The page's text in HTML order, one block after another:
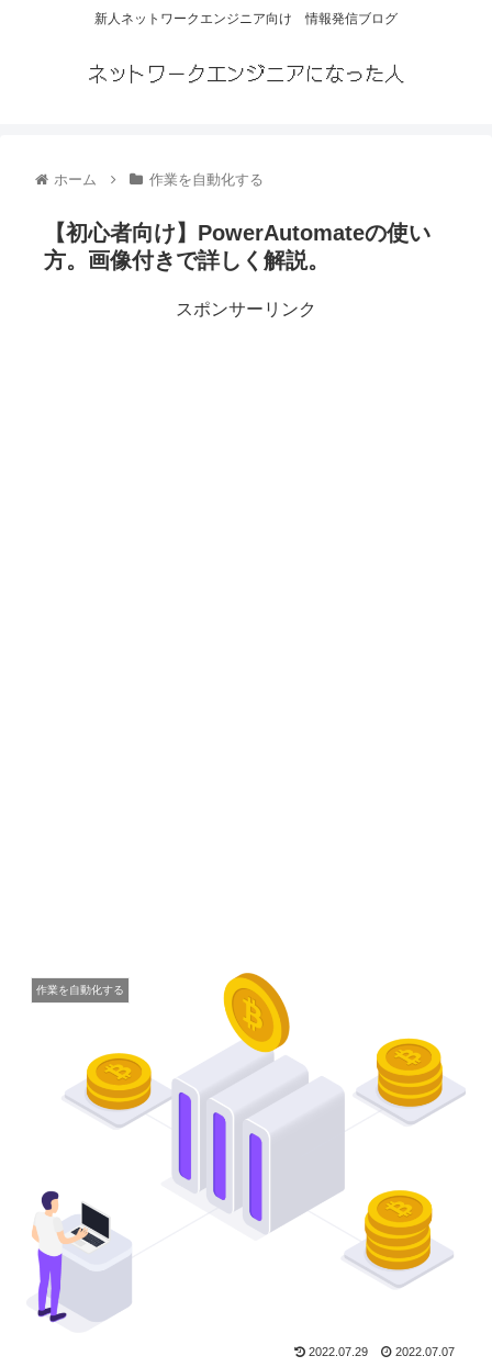
新人ネットワークエンジニア向け 情報発信ブログ
ネットワークエンジニアになった人
ホーム 作業を自動化する
【初心者向け】PowerAutomateの使い
方。画像付きで詳しく解説。
スポンサーリンク
作業を自動化する
2022.07.29 2022.07.07